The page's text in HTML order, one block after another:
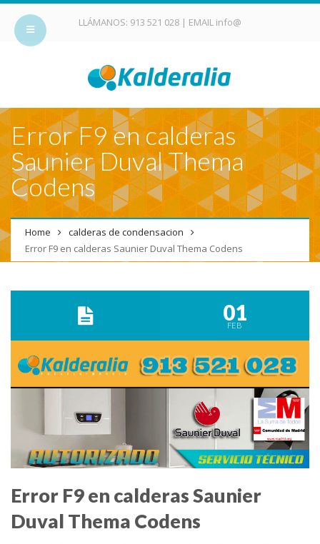
LLÁMANOS: 913 521 028 | EMAIL info@
Error F9 en calderas
Saunier Duval Thema
Codens
Home
calderas de condensacion
Error F9 en calderas Saunier Duval Thema Codens
01
FEB
Error F9 en calderas Saunier
Duval Thema Codens